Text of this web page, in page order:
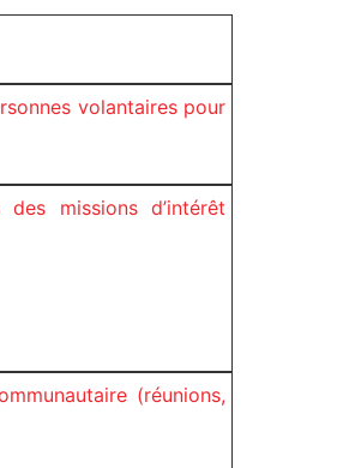
volantaires pour
missions d’intérêt
(réunions,